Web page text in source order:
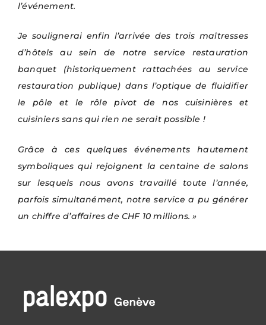
l’événement.
Je soulignerai enfin l’arrivée des trois maîtresses
d’hôtels au sein de notre service restauration
banquet (historiquement rattachées au service
restauration publique) dans l’optique de fluidifier
le pôle et le rôle pivot de nos cuisinières et
cuisiniers sans qui rien ne serait possible !
Grâce à ces quelques événements hautement
symboliques qui rejoignent la centaine de salons
sur lesquels nous avons travaillé toute l’année,
parfois simultanément, notre service a pu générer
un chiffre d’affaires de CHF 10 millions. »